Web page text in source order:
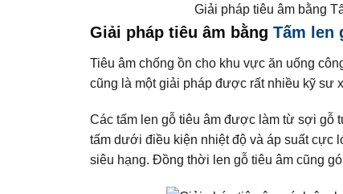
Giải pháp tiêu âm bằng
Giải pháp tiêu âm bằng Tấm len
Tiêu âm chống ồn cho khu vực ăn uống
cũng là một giải pháp được rất nhiều kỹ sư
Các tấm len gỗ tiêu âm được làm từ sợi gỗ
tấm dưới điều kiện nhiệt độ và áp suất cực
siêu hạng. Đồng thời len gỗ tiêu âm cũng